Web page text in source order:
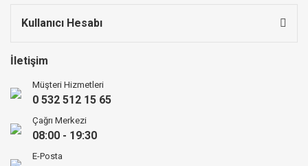
Kullanıcı Hesabı
İletişim
Müşteri Hizmetleri
0 532 512 15 65
Çağrı Merkezi
08:00 - 19:30
E-Posta